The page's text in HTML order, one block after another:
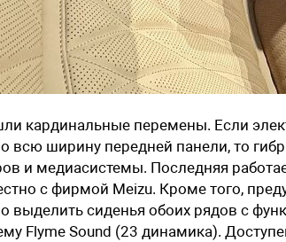
кардинальные перемены. Если
ширину передней панели, то
и медиасистемы. Последняя
с фирмой Meizu. Кроме того,
выделить сиденья обоих рядов с
Flyme Sound (23 динамика).